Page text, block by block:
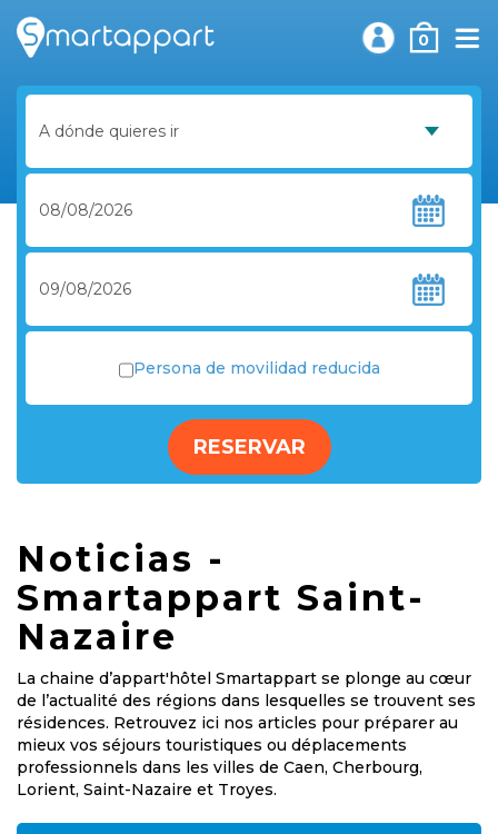
0
Persona de movilidad reducida
RESERVAR
Noticias -
Smartappart Saint-
Nazaire
La chaine d’appart'hôtel Smartappart se plonge au cœur
de l’actualité des régions dans lesquelles se trouvent ses
résidences. Retrouvez ici nos articles pour préparer au
mieux vos séjours touristiques ou déplacements
professionnels dans les villes de Caen, Cherbourg,
Lorient, Saint-Nazaire et Troyes.